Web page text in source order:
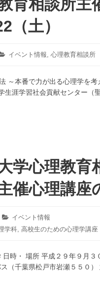
育相談所
（土）
カ
リ
ー:
イベント情報, 心理教育相談所
～本番で力が出る心理学を
学生涯学習社会貢献センタ
大学心理教
催心理講座
カ
テ
ー:
イベント情報
学科, 高校生のための心理学講座
日時・ 場所 平成２９年９月
（千葉県松戸市岩瀬５５０